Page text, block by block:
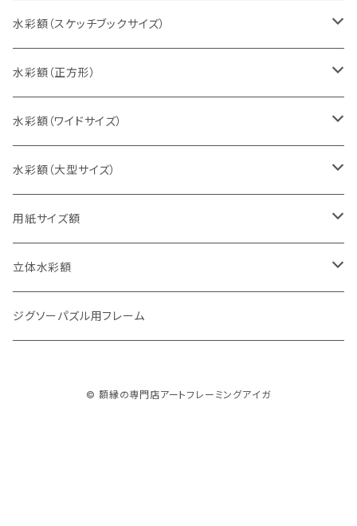
インチ判（203×254ミリ）
八切判（242×303ミリ）
太子判（288×379ミリ）
四切判（348×424ミリ）
大衣判（394×509ミリ）
半切判（424×545ミリ）
三三判（455×606ミリ）
水彩額（スケッチブックサイズ）
スケッチ4Ｆ（352×443ミリ）
スケッチ6Ｆ（458×550ミリ）
スケッチ8Ｆ（520×595ミリ）
スケッチ10Ｆ（595×670ミリ）
水彩額（正方形）
10cm正方形（100×100ミリ）
15cm正方形（150×150ミリ）
20cm正方形（200×200ミリ）
25cm正方形（250×250ミリ）
30cm正方形（300×300ミリ）
水彩額（ワイドサイズ）
15×30cm
20×40cm
25×50cm
30×60cm
水彩額（大型サイズ）
大判（660×850ミリ）
MO判（693×893ミリ）
特全判（780×1050ミリ）
用紙サイズ額
B5判（182×257ミリ）
A4判（210×297ミリ）
立体水彩額
インチ判（203×254ミリ）
ジグソーパズル用フレーム
© 額縁の専門店アートフレーミングアイガ